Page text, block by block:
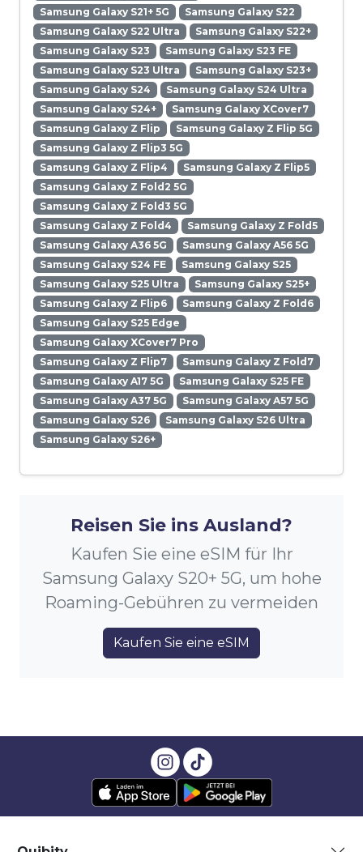
Samsung Galaxy S21+ 5G
Samsung Galaxy S22
Samsung Galaxy S22 Ultra
Samsung Galaxy S22+
Samsung Galaxy S23
Samsung Galaxy S23 FE
Samsung Galaxy S23 Ultra
Samsung Galaxy S23+
Samsung Galaxy S24
Samsung Galaxy S24 Ultra
Samsung Galaxy S24+
Samsung Galaxy XCover7
Samsung Galaxy Z Flip
Samsung Galaxy Z Flip 5G
Samsung Galaxy Z Flip3 5G
Samsung Galaxy Z Flip4
Samsung Galaxy Z Flip5
Samsung Galaxy Z Fold2 5G
Samsung Galaxy Z Fold3 5G
Samsung Galaxy Z Fold4
Samsung Galaxy Z Fold5
Samsung Galaxy A36 5G
Samsung Galaxy A56 5G
Samsung Galaxy S24 FE
Samsung Galaxy S25
Samsung Galaxy S25 Ultra
Samsung Galaxy S25+
Samsung Galaxy Z Flip6
Samsung Galaxy Z Fold6
Samsung Galaxy S25 Edge
Samsung Galaxy XCover7 Pro
Samsung Galaxy Z Flip7
Samsung Galaxy Z Fold7
Samsung Galaxy A17 5G
Samsung Galaxy S25 FE
Samsung Galaxy A37 5G
Samsung Galaxy A57 5G
Samsung Galaxy S26
Samsung Galaxy S26 Ultra
Samsung Galaxy S26+
Reisen Sie ins Ausland?
Kaufen Sie eine eSIM für Ihr
Samsung Galaxy S20+ 5G, um hohe
Roaming-Gebühren zu vermeiden
Kaufen Sie eine eSIM